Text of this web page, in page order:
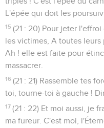
L'épée qui doit les
15 (21 : 20) Pour jeter
les victimes, A toutes leurs
Ah ! elle est faite pour
massacrer.
16 (21 : 21) Rassemble tes
toi, tourne-toi à gauche !
17 (21 : 22) Et moi aussi, je
ma fureur. C'est moi,